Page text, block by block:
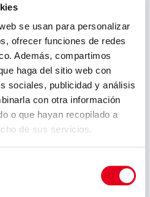
se usan para personalizar
ofrecer funciones de redes
Además, compartimos
haga del sitio web con
sociales, publicidad y análisis
con otra información
o que hayan recopilado a
de sus servicios.
(subcrítico,
excepto para destino
– normalizado –
(convencional e
(inoxidables).
a 9.000 mm
Acondicionado
de
cizallado/sierra.
y/o
SEP1920 clase